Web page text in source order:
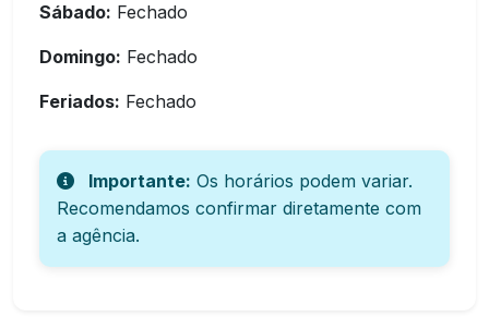
Sábado: Fechado
Domingo: Fechado
Feriados: Fechado
Importante: Os horários podem variar.
Recomendamos confirmar diretamente com
a agência.